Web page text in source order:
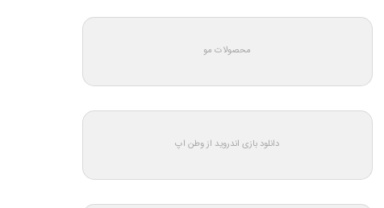
محصولات مو
دانلود بازی اندروید از وطن اپ